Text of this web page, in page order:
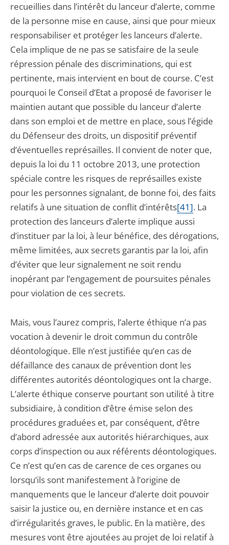
recueillies dans l’intérêt du lanceur d’alerte, comme
de la personne mise en cause, ainsi que pour mieux
responsabiliser et protéger les lanceurs d’alerte.
Cela implique de ne pas se satisfaire de la seule
répression pénale des discriminations, qui est
pertinente, mais intervient en bout de course. C’est
pourquoi le Conseil d’Etat a proposé de favoriser le
maintien autant que possible du lanceur d’alerte
dans son emploi et de mettre en place, sous l’égide
du Défenseur des droits, un dispositif préventif
d’éventuelles représailles. Il convient de noter que,
depuis la loi du 11 octobre 2013, une protection
spéciale contre les risques de représailles existe
pour les personnes signalant, de bonne foi, des faits
relatifs à une situation de conflit d’intérêts[41]. La
protection des lanceurs d’alerte implique aussi
d’instituer par la loi, à leur bénéfice, des dérogations,
même limitées, aux secrets garantis par la loi, afin
d’éviter que leur signalement ne soit rendu
inopérant par l’engagement de poursuites pénales
pour violation de ces secrets.
Mais, vous l’aurez compris, l’alerte éthique n’a pas
vocation à devenir le droit commun du contrôle
déontologique. Elle n’est justifiée qu’en cas de
défaillance des canaux de prévention dont les
différentes autorités déontologiques ont la charge.
L’alerte éthique conserve pourtant son utilité à titre
subsidiaire, à condition d’être émise selon des
procédures graduées et, par conséquent, d’être
d’abord adressée aux autorités hiérarchiques, aux
corps d’inspection ou aux référents déontologiques.
Ce n’est qu’en cas de carence de ces organes ou
lorsqu’ils sont manifestement à l’origine de
manquements que le lanceur d’alerte doit pouvoir
saisir la justice ou, en dernière instance et en cas
d’irrégularités graves, le public. En la matière, des
mesures vont être ajoutées au projet de loi relatif à